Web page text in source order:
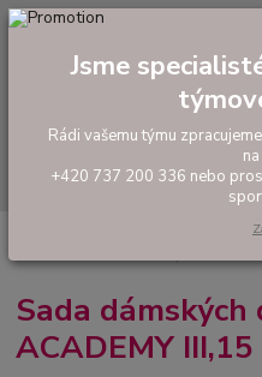
tel: +420 737 200 336
Akční sady dresů
dresů JOMA ACADEMY III,15 ks +
Sada dámských
ACADEMY
Jsme
Rádi vašemu týmu
+420 737 200 336 nebo